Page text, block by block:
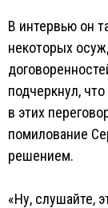
В интервью он
некоторых
подчеркнул,
в этих
помилование
решением.
«Ну, слушайте,